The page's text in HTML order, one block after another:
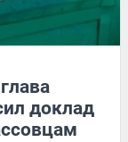
доклад